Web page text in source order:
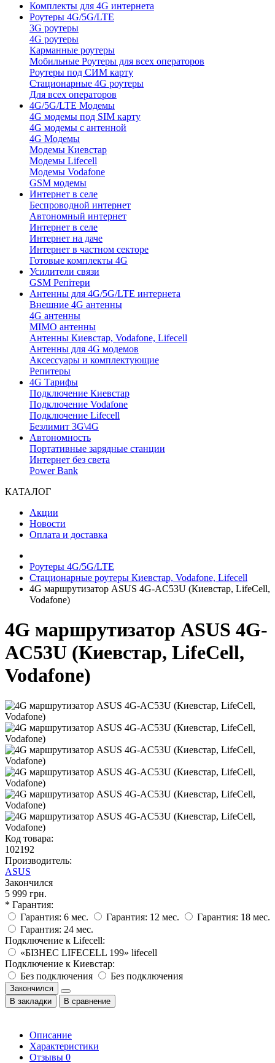
Комплекты для 4G интернета
Роутеры 4G/5G/LTE
3G роутеры
4G роутеры
Карманные роутеры
Мобильные Роутеры для всех операторов
Роутеры под СИМ карту
Стационарные 4G роутеры
Для всех операторов
4G/5G/LTE Модемы
4G модемы под SIM карту
4G модемы с антенной
4G Модемы
Модемы Киевстар
Модемы Lifecell
Модемы Vodafone
GSM модемы
Интернет в селе
Беспроводной интернет
Автономный интернет
Интернет в селе
Интернет на даче
Интернет в частном секторе
Готовые комплекты 4G
Усилители связи
GSM Репітери
Антенны для 4G/5G/LTE интернета
Внешние 4G антенны
4G антенны
MIMO антенны
Антенны Киевстар, Vodafone, Lifecell
Антенны для 4G модемов
Аксессуары и комплектующие
Репитеры
4G Тарифы
Подключение Киевстар
Подключение Vodafone
Подключение Lifecell
Безлимит 3G\4G
Автономность
Портативные зарядные станции
Интернет без света
Power Bank
КАТАЛОГ
Акции
Новости
Оплата и доставка
Роутеры 4G/5G/LTE
Стационарные роутеры Киевстар, Vodafone, Lifecell
4G маршрутизатор ASUS 4G-AC53U (Киевстар, LifeCell,
Vodafone)
4G маршрутизатор ASUS 4G-
AC53U (Киевстар, LifeCell,
Vodafone)
Код товара:
102192
Производитель:
ASUS
Закончился
5 999 грн.
* Гарантия:
Гарантия: 6 мес.
Гарантия: 12 мес.
Гарантия: 18 мес.
Гарантия: 24 мес.
Подключение к Lifecell:
«БІЗНЕС LIFECELL 199» lifecell
Подключение к Киевстар:
Без подключения
Без подключения
Закончился
В закладки
В сравнение
Описание
Характеристики
Отзывы 0